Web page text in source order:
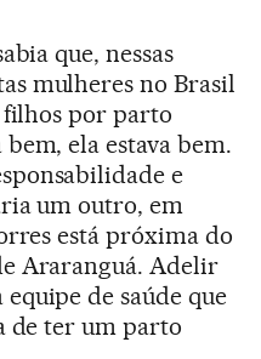
que, nessas
mulheres no Brasil
filhos por parto
ela estava bem.
e
um outro, em
está próxima do
Araranguá. Adelir
de saúde que
de ter um parto